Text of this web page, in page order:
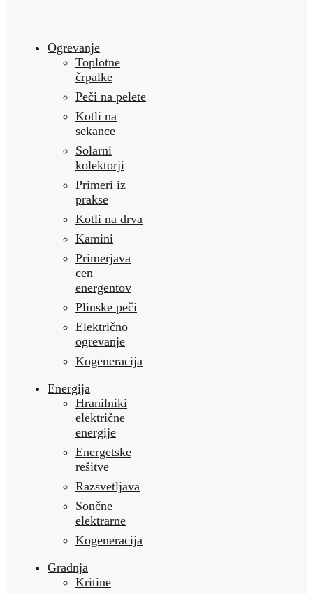
Ogrevanje
Toplotne
črpalke
Peči na pelete
Kotli na
sekance
Solarni
kolektorji
Primeri iz
prakse
Kotli na drva
Kamini
Primerjava
cen
energentov
Plinske peči
Električno
ogrevanje
Kogeneracija
Energija
Hranilniki
električne
energije
Energetske
rešitve
Razsvetljava
Sončne
elektrarne
Kogeneracija
Gradnja
Kritine